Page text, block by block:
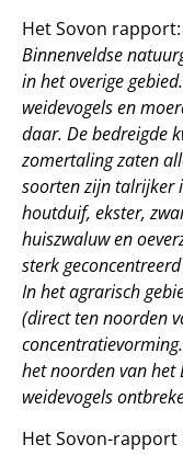
Het Sovon rapport:
Binnenveldse
in het overige
weidevogels en
daar. De bedreigde
zomertaling zaten
soorten zijn talrijker
houtduif, ekster,
huiszwaluw en
sterk
In het agrarisch
(direct ten noorden
het noorden van
weidevogels
Het Sovon-rapport